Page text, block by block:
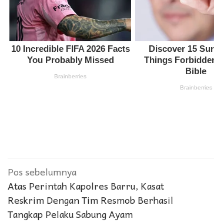
Navigasi
pos
Pos sebelumnya
Atas Perintah Kapolres Barru, Kasat
Reskrim Dengan Tim Resmob Berhasil
Tangkap Pelaku Sabung Ayam